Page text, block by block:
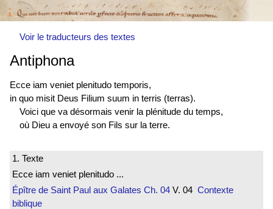
Voir le traducteurs des textes
Antiphona
Ecce iam veniet plenitudo temporis,
in quo misit Deus Filium suum in terris (terras).
Voici que va désormais venir la plénitude du temps,
où Dieu a envoyé son Fils sur la terre.
1. Texte
Ecce iam veniet plenitudo ...
Épître de Saint Paul aux Galates Ch. 04 V. 04 Contexte
biblique